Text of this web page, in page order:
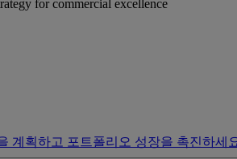
for commercial excellence
계획하고 포트폴리오 성장을 촉진하세